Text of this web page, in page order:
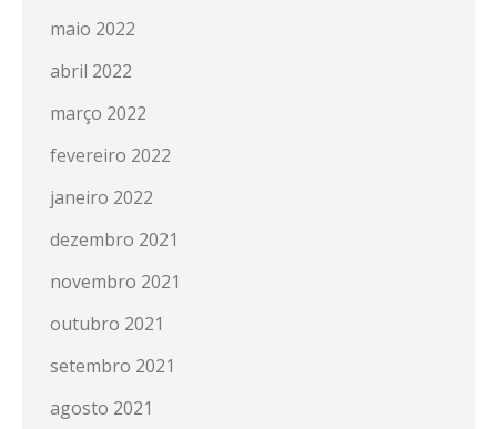
maio 2022
abril 2022
março 2022
fevereiro 2022
janeiro 2022
dezembro 2021
novembro 2021
outubro 2021
setembro 2021
agosto 2021